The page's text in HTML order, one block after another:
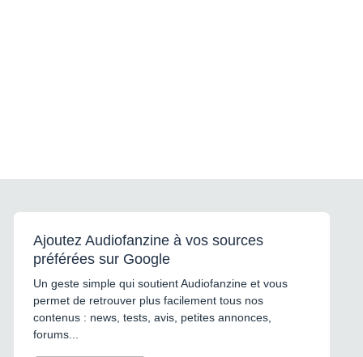
Ajoutez Audiofanzine à vos sources
préférées sur Google
Un geste simple qui soutient Audiofanzine et vous
permet de retrouver plus facilement tous nos
contenus : news, tests, avis, petites annonces,
forums...